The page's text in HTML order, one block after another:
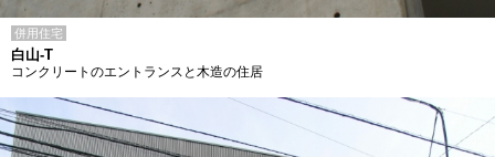
併用住宅
白山-T
コンクリートのエントランスと木造の住居